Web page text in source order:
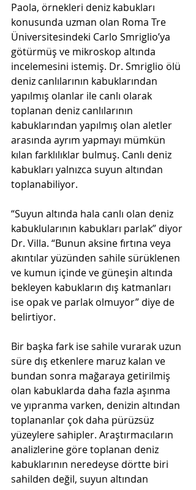
Paola, örnekleri deniz kabukları
konusunda uzman olan Roma Tre
Üniversitesindeki Carlo Smriglio’ya
götürmüş ve mikroskop altında
incelemesini istemiş. Dr. Smriglio ölü
deniz canlılarının kabuklarından
yapılmış olanlar ile canlı olarak
toplanan deniz canlılarının
kabuklarından yapılmış olan aletler
arasında ayrım yapmayı mümkün
kılan farklılıklar bulmuş. Canlı deniz
kabukları yalnızca suyun altından
toplanabiliyor.
“Suyun altında hala canlı olan deniz
kabuklularının kabukları parlak” diyor
Dr. Villa. “Bunun aksine fırtına veya
akıntılar yüzünden sahile sürüklenen
ve kumun içinde ve güneşin altında
bekleyen kabukların dış katmanları
ise opak ve parlak olmuyor” diye de
belirtiyor.
Bir başka fark ise sahile vurarak uzun
süre dış etkenlere maruz kalan ve
bundan sonra mağaraya getirilmiş
olan kabuklarda daha fazla aşınma
ve yıpranma varken, denizin altından
toplananlar çok daha pürüzsüz
yüzeylere sahipler. Araştırmacıların
analizlerine göre toplanan deniz
kabuklarının neredeyse dörtte biri
sahilden değil, suyun altından